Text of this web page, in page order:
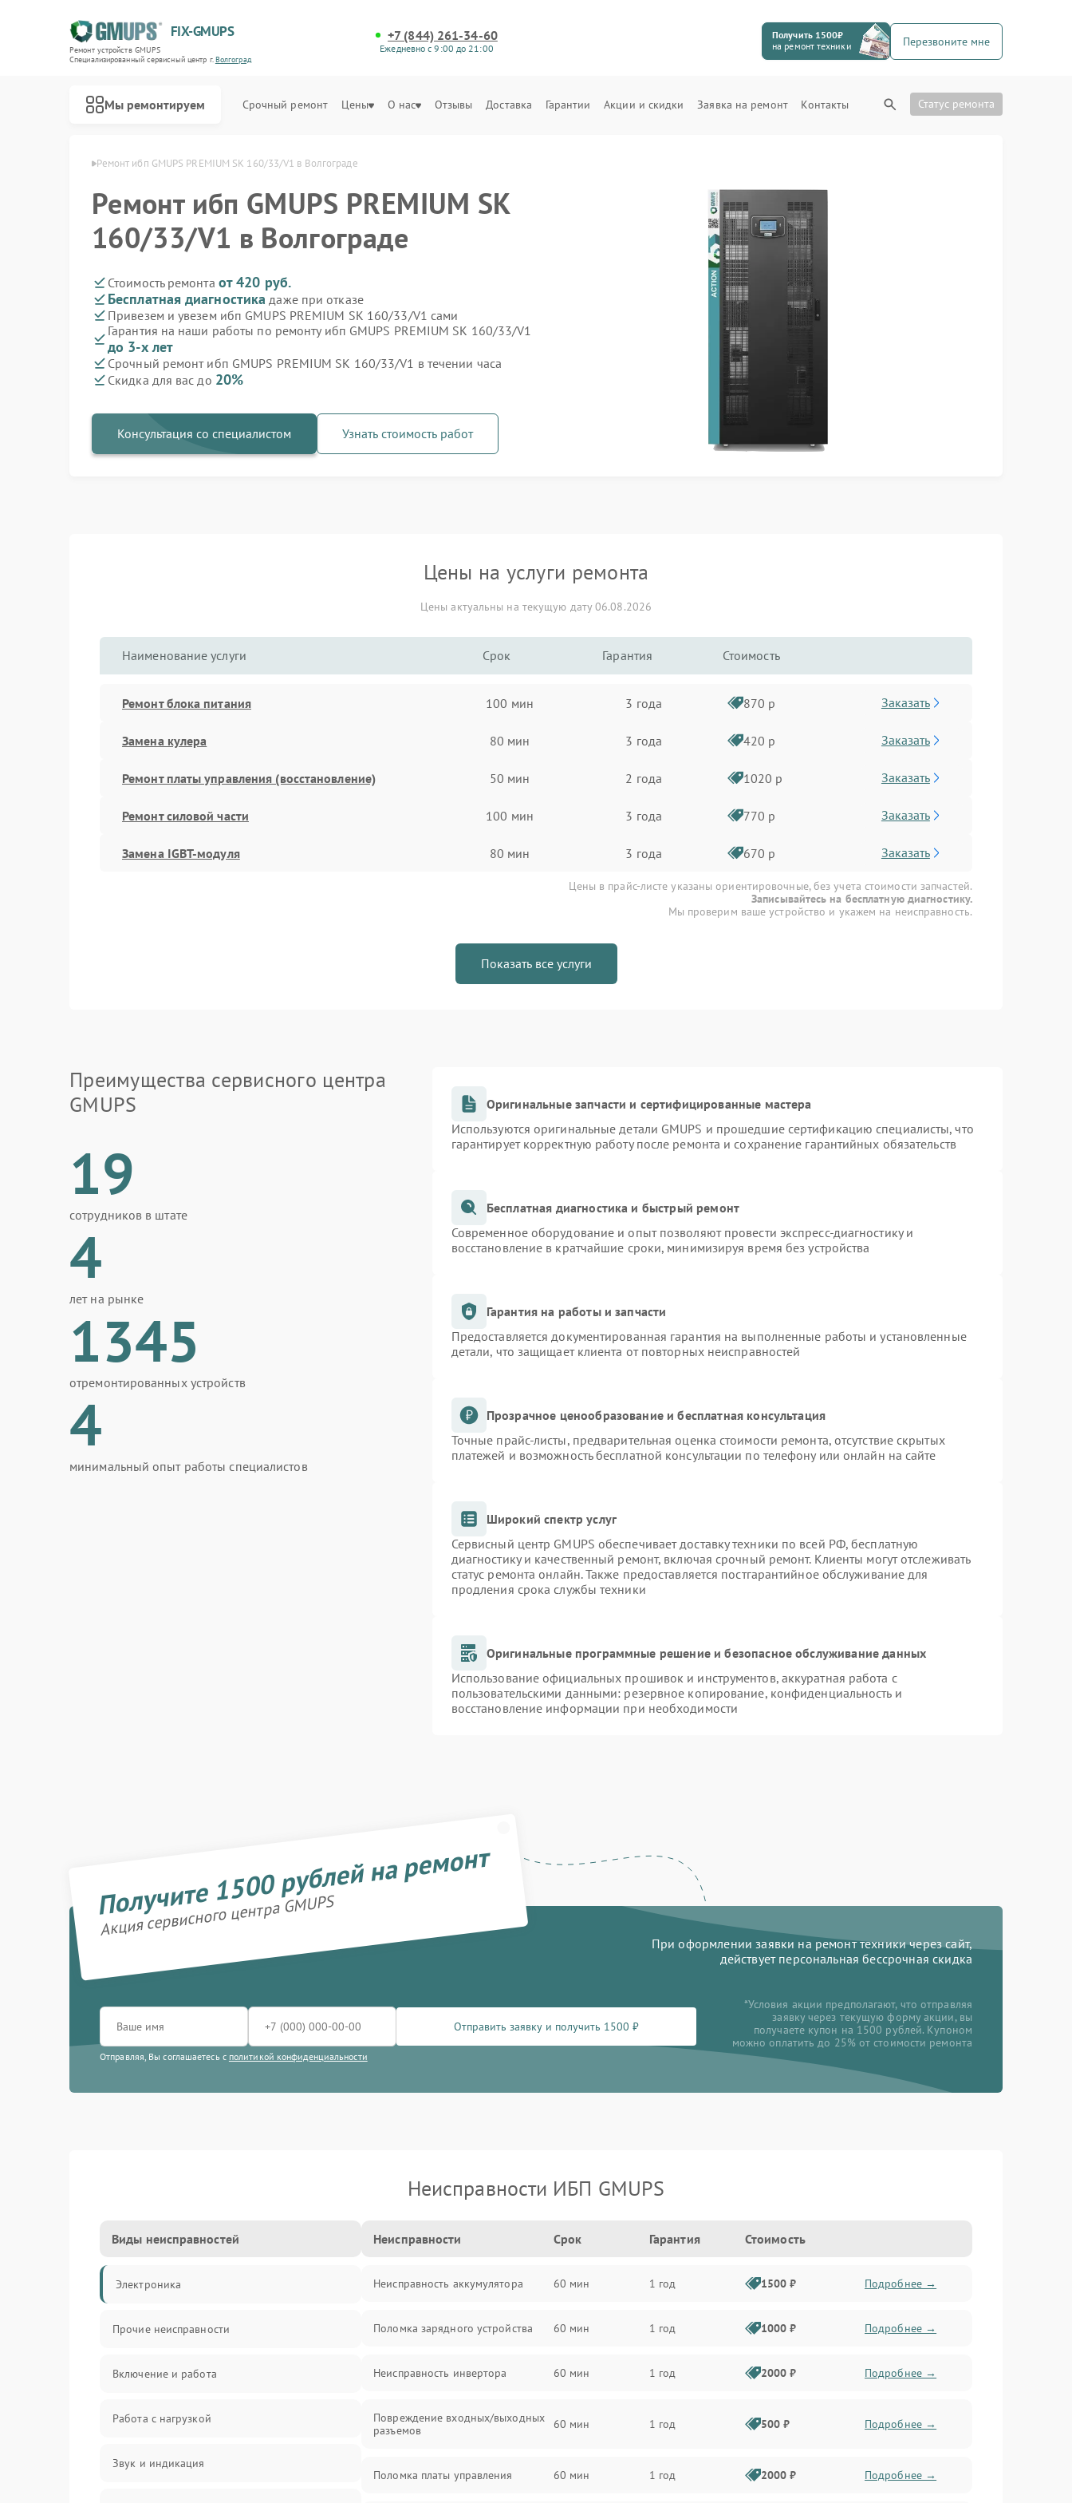
FIX-GMUPS
Ремонт устройств GMUPS
Специализированный cервисный центр г.Волгоград
+7 (844) 261-34-60
Ежедневно с 9:00 до 21:00
Получить 1500₽
на ремонт техники
Перезвоните мне
Мы ремонтируем Срочный ремонт Цены О нас Отзывы Доставка Гарантии Акции и скидки Заявка на ремонт Контакты Статус ремонта
Ремонт ибп GMUPS PREMIUM SK 160/33/V1 в Волгограде
Ремонт ибп GMUPS PREMIUM SK
160/33/V1 в Волгограде
Стоимость ремонта от 420 руб.
Бесплатная диагностика даже при отказе
Привезем и увезем ибп GMUPS PREMIUM SK 160/33/V1 сами
Гарантия на наши работы по ремонту ибп GMUPS PREMIUM SK 160/33/V1
до 3-х лет
Срочный ремонт ибп GMUPS PREMIUM SK 160/33/V1 в течении часа
Скидка для вас до 20%
Консультация со специалистом Узнать стоимость работ
Цены на услуги ремонта
Цены актуальны на текущую дату 06.08.2026
Наименование услуги Срок Гарантия Стоимость
Ремонт блока питания 100 мин 3 года 870 р Заказать
Замена кулера 80 мин 3 года 420 р Заказать
Ремонт платы управления (восстановление) 50 мин 2 года 1020 р Заказать
Ремонт силовой части 100 мин 3 года 770 р Заказать
Замена IGBT-модуля 80 мин 3 года 670 р Заказать
Цены в прайс-листе указаны ориентировочные, без учета стоимости запчастей.
Записывайтесь на бесплатную диагностику.
Мы проверим ваше устройство и укажем на неисправность.
Показать все услуги
Преимущества сервисного центра
GMUPS
19
сотрудников в штате
4
лет на рынке
1345
отремонтированных устройств
4
минимальный опыт работы специалистов
Оригинальные запчасти и сертифицированные мастера
Используются оригинальные детали GMUPS и прошедшие сертификацию специалисты, что
гарантирует корректную работу после ремонта и сохранение гарантийных обязательств
Бесплатная диагностика и быстрый ремонт
Современное оборудование и опыт позволяют провести экспресс-диагностику и
восстановление в кратчайшие сроки, минимизируя время без устройства
Гарантия на работы и запчасти
Предоставляется документированная гарантия на выполненные работы и установленные
детали, что защищает клиента от повторных неисправностей
Прозрачное ценообразование и бесплатная консультация
Точные прайс-листы, предварительная оценка стоимости ремонта, отсутствие скрытых
платежей и возможность бесплатной консультации по телефону или онлайн на сайте
Широкий спектр услуг
Сервисный центр GMUPS обеспечивает доставку техники по всей РФ, бесплатную
диагностику и качественный ремонт, включая срочный ремонт. Клиенты могут отслеживать
статус ремонта онлайн. Также предоставляется постгарантийное обслуживание для
продления срока службы техники
Оригинальные программные решение и безопасное обслуживание данных
Использование официальных прошивок и инструментов, аккуратная работа с
пользовательскими данными: резервное копирование, конфиденциальность и
восстановление информации при необходимости
Получите 1500 рублей на ремонт
Акция сервисного центра GMUPS
При оформлении заявки на ремонт техники через сайт,
действует персональная бессрочная скидка
Отправить заявку и получить 1500 ₽
Отправляя, Вы соглашаетесь с политикой конфиденциальности
*Условия акции предполагают, что отправляя
заявку через текущую форму акции, вы
получаете купон на 1500 рублей. Купоном
можно оплатить до 25% от стоимости ремонта
Неисправности ИБП GMUPS
Виды неисправностей
Электроника
Прочие неисправности
Включение и работа
Работа с нагрузкой
Звук и индикация
Неисправности Срок Гарантия Стоимость
Неисправность аккумулятора 60 мин 1 год 1500 ₽ Подробнее →
Поломка зарядного устройства 60 мин 1 год 1000 ₽ Подробнее →
Неисправность инвертора 60 мин 1 год 2000 ₽ Подробнее →
Повреждение входных/выходных
разъемов
60 мин 1 год 500 ₽ Подробнее →
Поломка платы управления 60 мин 1 год 2000 ₽ Подробнее →